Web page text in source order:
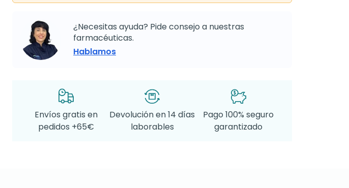
¿Necesitas ayuda? Pide consejo a nuestras
farmacéuticas.
Hablamos
Envíos gratis en
pedidos +65€
Devolución en 14 días
laborables
Pago 100% seguro
garantizado